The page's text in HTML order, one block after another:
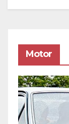
Motor